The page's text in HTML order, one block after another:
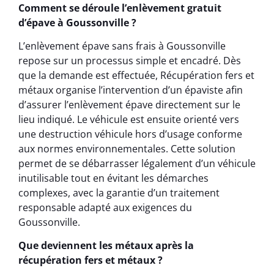
Comment se déroule l’enlèvement gratuit
d’épave à Goussonville ?
L’enlèvement épave sans frais à Goussonville
repose sur un processus simple et encadré. Dès
que la demande est effectuée, Récupération fers et
métaux organise l’intervention d’un épaviste afin
d’assurer l’enlèvement épave directement sur le
lieu indiqué. Le véhicule est ensuite orienté vers
une destruction véhicule hors d’usage conforme
aux normes environnementales. Cette solution
permet de se débarrasser légalement d’un véhicule
inutilisable tout en évitant les démarches
complexes, avec la garantie d’un traitement
responsable adapté aux exigences du
Goussonville.
Que deviennent les métaux après la
récupération fers et métaux ?